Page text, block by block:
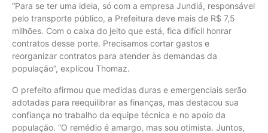
“Para se ter uma ideia, só com a empresa Jundiá, responsável
pelo transporte público, a Prefeitura deve mais de R$ 7,5
milhões. Com o caixa do jeito que está, fica difícil honrar
contratos desse porte. Precisamos cortar gastos e
reorganizar contratos para atender às demandas da
população”, explicou Thomaz.
O prefeito afirmou que medidas duras e emergenciais serão
adotadas para reequilibrar as finanças, mas destacou sua
confiança no trabalho da equipe técnica e no apoio da
população. “O remédio é amargo, mas sou otimista. Juntos,